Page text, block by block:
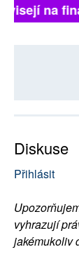
na
Diskuse
Přihlásit
vyhrazují
jakémukoliv